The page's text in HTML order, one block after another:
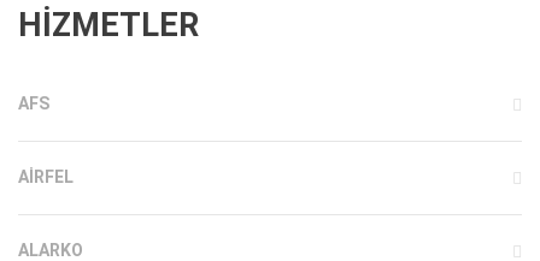
HİZMETLER
AFS
AIRFEL
ALARKO